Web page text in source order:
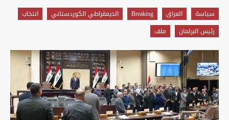
سیاسة العراق Breaking الديمقراطي الكوردستاني
انتخاب
رئيس البرلمان
ملف